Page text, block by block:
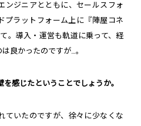
ンジニアとともに、セールスフォ
プラットフォーム上に『陣屋コネ
。導入・運営も軌道に乗って、経
良かったのですが…。
感じたということでしょうか。
ていたのですが、徐々に少なくな